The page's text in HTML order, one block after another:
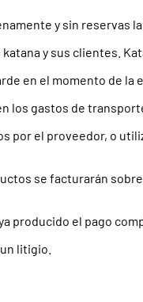
y sin reservas
y sus clientes.
en el momento de la
los gastos de
el proveedor, o
se facturarán
producido el pago
litigio.